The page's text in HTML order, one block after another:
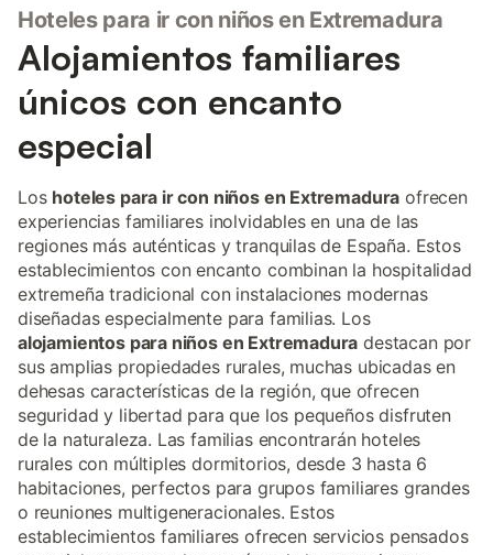
Hoteles para ir con niños en Extremadura
Alojamientos familiares
únicos con encanto
especial
Los hoteles para ir con niños en Extremadura ofrecen
experiencias familiares inolvidables en una de las
regiones más auténticas y tranquilas de España. Estos
establecimientos con encanto combinan la hospitalidad
extremeña tradicional con instalaciones modernas
diseñadas especialmente para familias. Los
alojamientos para niños en Extremadura destacan por
sus amplias propiedades rurales, muchas ubicadas en
dehesas características de la región, que ofrecen
seguridad y libertad para que los pequeños disfruten
de la naturaleza. Las familias encontrarán hoteles
rurales con múltiples dormitorios, desde 3 hasta 6
habitaciones, perfectos para grupos familiares grandes
o reuniones multigeneracionales. Estos
establecimientos familiares ofrecen servicios pensados